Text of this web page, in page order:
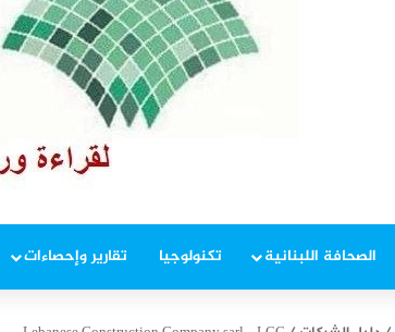
الصحافة اللبنانية تكنولوجيا تقارير وإحصاءات